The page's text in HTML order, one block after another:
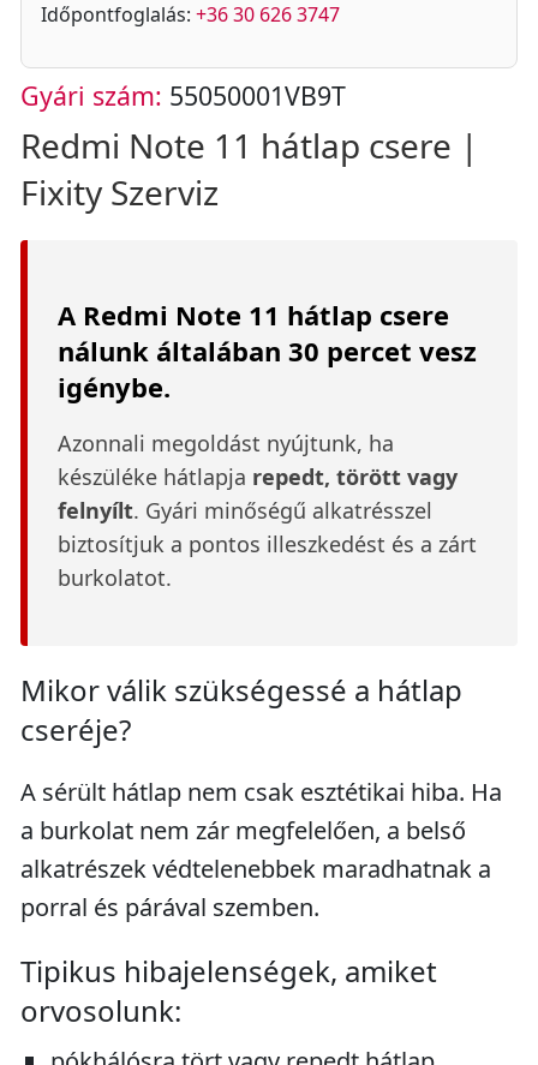
Időpontfoglalás: +36 30 626 3747
Gyári szám: 55050001VB9T
Redmi Note 11 hátlap csere |
Fixity Szerviz
A Redmi Note 11 hátlap csere
nálunk általában 30 percet vesz
igénybe.
Azonnali megoldást nyújtunk, ha
készüléke hátlapja repedt, törött vagy
felnyílt. Gyári minőségű alkatrésszel
biztosítjuk a pontos illeszkedést és a zárt
burkolatot.
Mikor válik szükségessé a hátlap
cseréje?
A sérült hátlap nem csak esztétikai hiba. Ha
a burkolat nem zár megfelelően, a belső
alkatrészek védtelenebbek maradhatnak a
porral és párával szemben.
Tipikus hibajelenségek, amiket
orvosolunk: